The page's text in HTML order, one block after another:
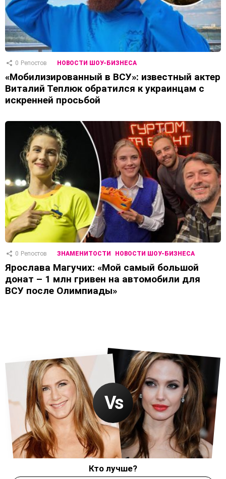
0 Репостов НОВОСТИ ШОУ-БИЗНЕСА
«Мобилизированный в ВСУ»: известный актер
Виталий Теплюк обратился к украинцам с
искренней просьбой
0 Репостов ЗНАМЕНИТОСТИ НОВОСТИ ШОУ-БИЗНЕСА
Ярослава Магучих: «Мой самый большой
донат – 1 млн гривен на автомобили для
ВСУ после Олимпиады»
Кто лучше?